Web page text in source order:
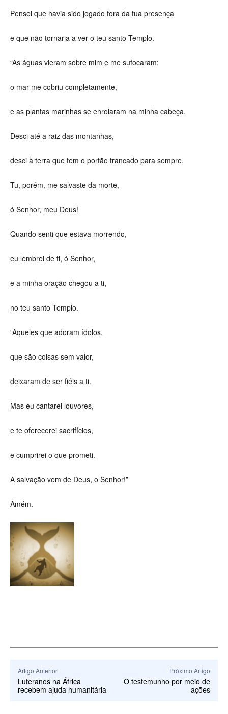
Pensei que havia sido jogado fora da tua presença
e que não tornaria a ver o teu santo Templo.
“As águas vieram sobre mim e me sufocaram;
o mar me cobriu completamente,
e as plantas marinhas se enrolaram na minha cabeça.
Desci até a raiz das montanhas,
desci à terra que tem o portão trancado para sempre.
Tu, porém, me salvaste da morte,
ó Senhor, meu Deus!
Quando senti que estava morrendo,
eu lembrei de ti, ó Senhor,
e a minha oração chegou a ti,
no teu santo Templo.
“Aqueles que adoram ídolos,
que são coisas sem valor,
deixaram de ser fiéis a ti.
Mas eu cantarei louvores,
e te oferecerei sacrifícios,
e cumprirei o que prometi.
A salvação vem de Deus, o Senhor!”
Amém.
Artigo Anterior
Luteranos na África
recebem ajuda humanitária
Próximo Artigo
O testemunho por meio de
ações